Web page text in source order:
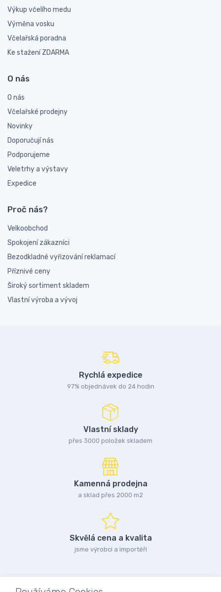
Výkup včelího medu
Výměna vosku
Včelařská poradna
Ke stažení ZDARMA
O nás
O nás
Včelařské prodejny
Novinky
Doporučují nás
Podporujeme
Veletrhy a výstavy
Expedice
Proč nás?
Velkoobchod
Spokojení zákazníci
Bezodkladné vyřizování reklamací
Příznivé ceny
Široký sortiment skladem
Vlastní výroba a vývoj
Rychlá expedice
97% objednávek do 24 hodin
Vlastní sklady
přes 3000 položek skladem
Kamenná prodejna
a sklad přes 2000 m2
Skvělá cena a kvalita
jsme výrobci a importéři